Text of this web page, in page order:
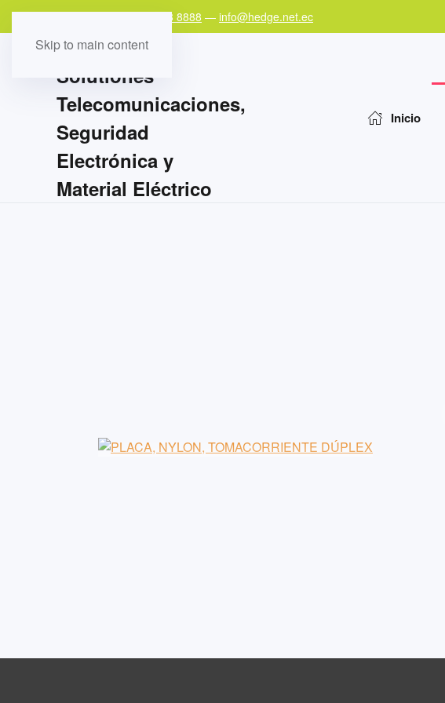
Skip to main content
Teléfono: +593 97 978 8888 — info@hedge.net.ec
Inicio